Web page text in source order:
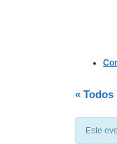
«
Este